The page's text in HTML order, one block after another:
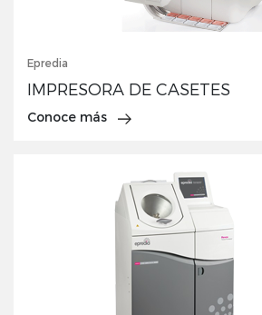
Epredia
IMPRESORA DE CASETES
Conoce más